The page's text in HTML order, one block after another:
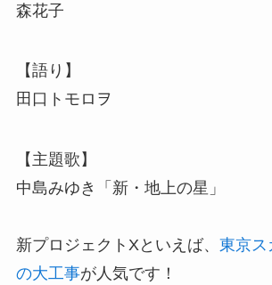
森花子
【語り】
田口トモロヲ
【主題歌】
中島みゆき「新・地上の星」
新プロジェクトXといえば、 東京ス
の大工事が人気です！